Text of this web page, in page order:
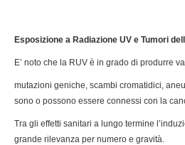
Esposizione a Radiazione UV e Tumori
E’ noto che la RUV è in grado di produrre
mutazioni geniche, scambi cromatidici,
sono o possono essere connessi con la
Tra gli effetti sanitari a lungo termine
grande rilevanza per numero e gravità.